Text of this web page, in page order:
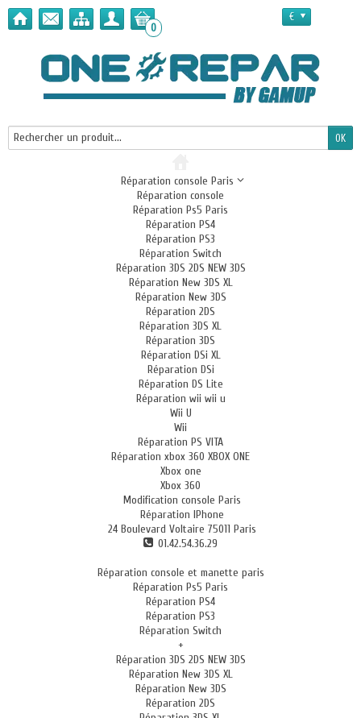
0
€
Réparation console Paris
Réparation console
Réparation Ps5 Paris
Réparation PS4
Réparation PS3
Réparation Switch
Réparation 3DS 2DS NEW 3DS
Réparation New 3DS XL
Réparation New 3DS
Réparation 2DS
Réparation 3DS XL
Réparation 3DS
Réparation DSi XL
Réparation DSi
Réparation DS Lite
Réparation wii wii u
Wii U
Wii
Réparation PS VITA
Réparation xbox 360 XBOX ONE
Xbox one
Xbox 360
Modification console Paris
Réparation IPhone
24 Boulevard Voltaire 75011 Paris
01.42.54.36.29
Réparation console et manette paris
Réparation Ps5 Paris
Réparation PS4
Réparation PS3
Réparation Switch
+
Réparation 3DS 2DS NEW 3DS
Réparation New 3DS XL
Réparation New 3DS
Réparation 2DS